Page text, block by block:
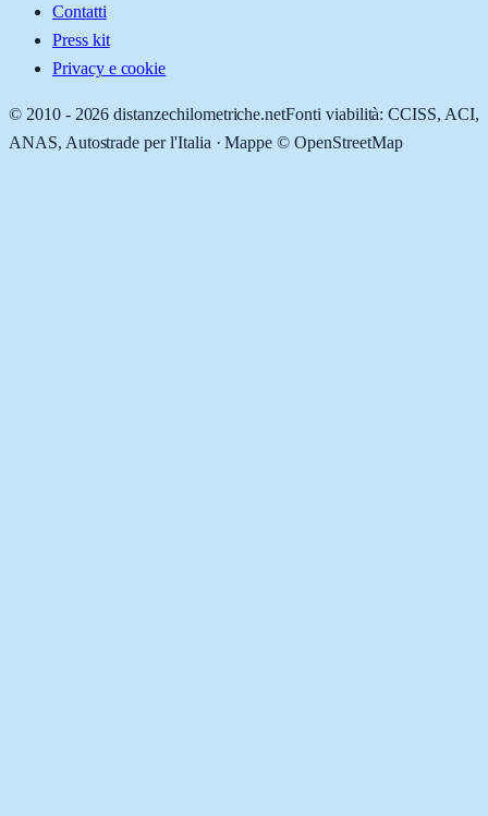
Contatti
Press kit
Privacy e cookie
© 2010 - 2026 distanzechilometriche.netFonti viabilità: CCISS, ACI,
ANAS, Autostrade per l'Italia · Mappe © OpenStreetMap